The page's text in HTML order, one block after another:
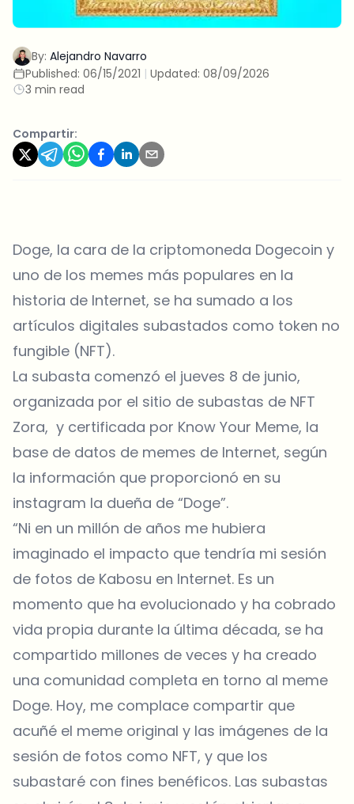
By: Alejandro Navarro
Published: 06/15/2021 | Updated: 08/09/2026
3 min read
Compartir:
Doge, la cara de la criptomoneda Dogecoin y
uno de los memes más populares en la
historia de Internet, se ha sumado a los
artículos digitales subastados como token no
fungible (NFT).
La subasta comenzó el jueves 8 de junio,
organizada por el sitio de subastas de NFT
Zora, y certificada por Know Your Meme, la
base de datos de memes de Internet, según
la información que proporcionó en su
instagram la dueña de “Doge”.
“Ni en un millón de años me hubiera
imaginado el impacto que tendría mi sesión
de fotos de Kabosu en Internet. Es un
momento que ha evolucionado y ha cobrado
vida propia durante la última década, se ha
compartido millones de veces y ha creado
una comunidad completa en torno al meme
Doge. Hoy, me complace compartir que
acuñé el meme original y las imágenes de la
sesión de fotos como NFT, y que los
subastaré con fines benéficos. Las subastas